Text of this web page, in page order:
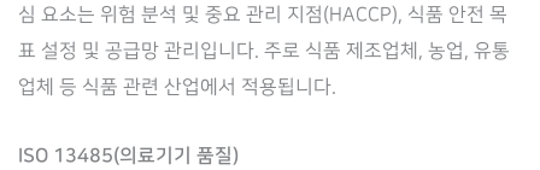
심 요소는 위험 분석 및 중요 관리 지점(HACCP), 식품 안전 목
표 설정 및 공급망 관리입니다. 주로 식품 제조업체, 농업, 유통
업체 등 식품 관련 산업에서 적용됩니다.
ISO 13485(의료기기 품질)